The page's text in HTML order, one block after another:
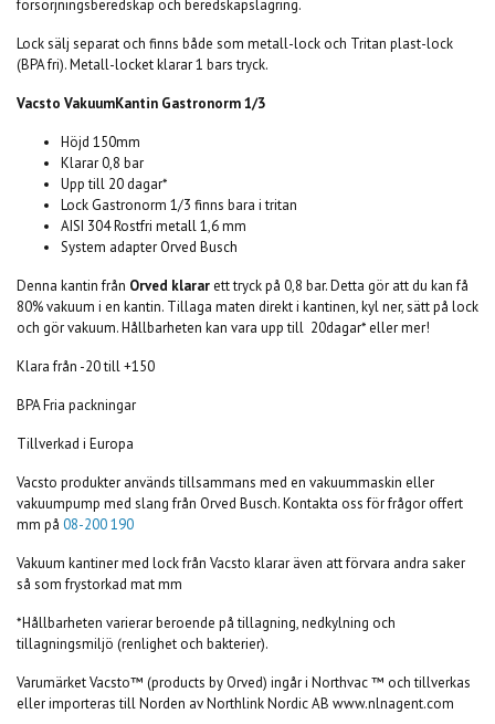
försörjningsberedskap och beredskapslagring.
Lock sälj separat och finns både som metall-lock och Tritan plast-lock
(BPA fri). Metall-locket klarar 1 bars tryck.
Vacsto VakuumKantin Gastronorm 1/3
Höjd 150mm
Klarar 0,8 bar
Upp till 20 dagar*
Lock Gastronorm 1/3 finns bara i tritan
AISI 304 Rostfri metall 1,6 mm
System adapter Orved Busch
Denna kantin från Orved klarar ett tryck på 0,8 bar. Detta gör att du kan få
80% vakuum i en kantin. Tillaga maten direkt i kantinen, kyl ner, sätt på lock
och gör vakuum. Hållbarheten kan vara upp till 20dagar* eller mer!
Klara från -20 till +150
BPA Fria packningar
Tillverkad i Europa
Vacsto produkter används tillsammans med en vakuummaskin eller
vakuumpump med slang från Orved Busch. Kontakta oss för frågor offert
mm på 08-200 190
Vakuum kantiner med lock från Vacsto klarar även att förvara andra saker
så som frystorkad mat mm
*Hållbarheten varierar beroende på tillagning, nedkylning och
tillagningsmiljö (renlighet och bakterier).
Varumärket Vacsto™ (products by Orved) ingår i Northvac ™ och tillverkas
eller importeras till Norden av Northlink Nordic AB www.nlnagent.com